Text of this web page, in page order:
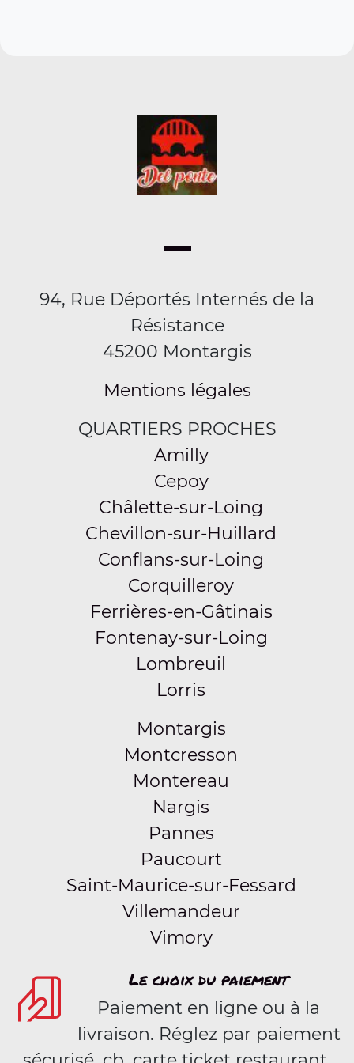
94, Rue Déportés Internés de la
Résistance
45200 Montargis
Mentions légales
QUARTIERS PROCHES
Amilly
Cepoy
Châlette-sur-Loing
Chevillon-sur-Huillard
Conflans-sur-Loing
Corquilleroy
Ferrières-en-Gâtinais
Fontenay-sur-Loing
Lombreuil
Lorris
Montargis
Montcresson
Montereau
Nargis
Pannes
Paucourt
Saint-Maurice-sur-Fessard
Villemandeur
Vimory
Le choix du paiement
Paiement en ligne ou à la
livraison. Réglez par paiement